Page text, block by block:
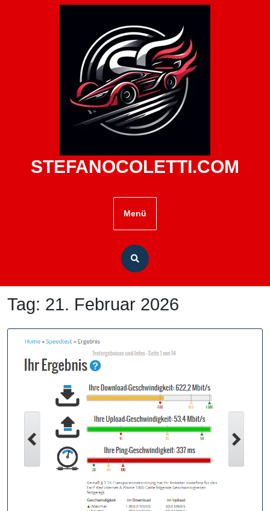
STEFANOCOLETTI.COM
Menü
Tag: 21. Februar 2026